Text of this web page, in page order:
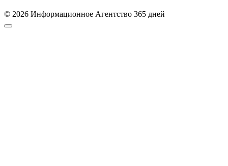
© 2026 Информационное Агентство 365 дней